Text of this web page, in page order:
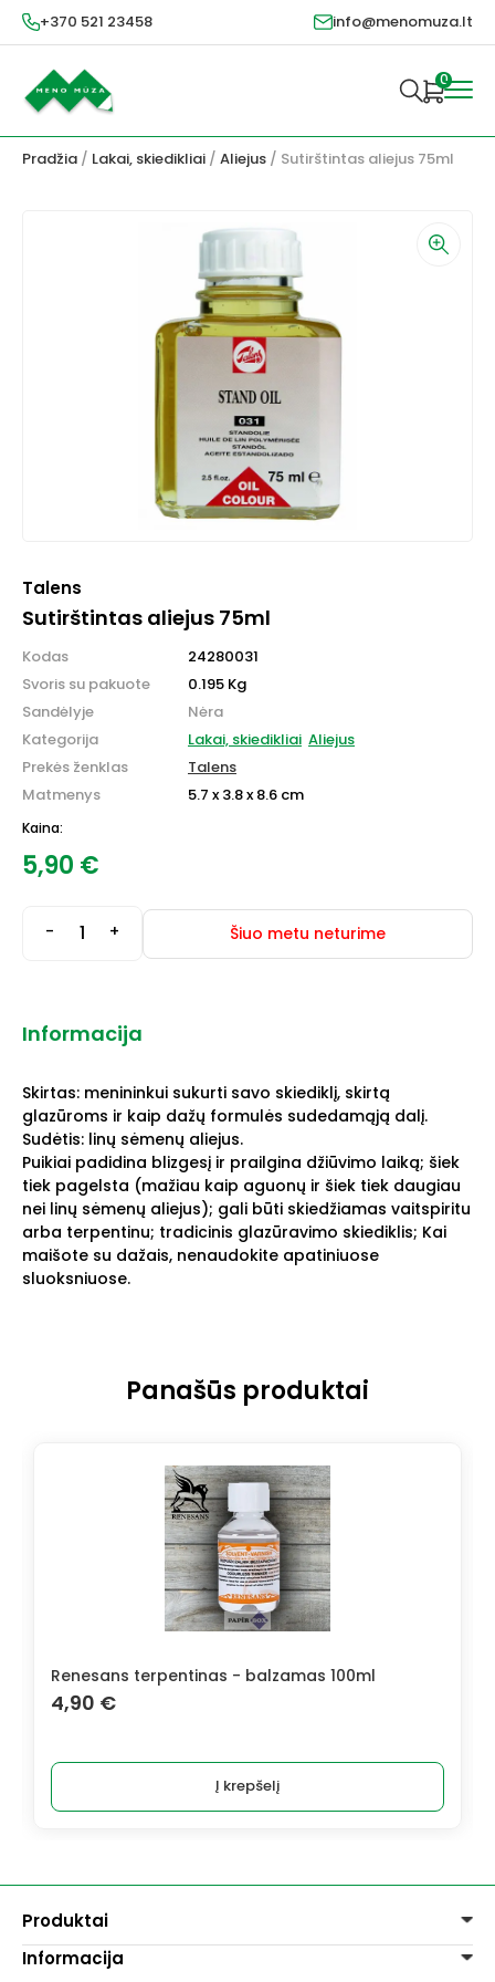
+370 521 23458 info@menomuza.lt
0
Pradžia / Lakai, skiedikliai / Aliejus / Sutirštintas aliejus 75ml
Talens
Sutirštintas aliejus 75ml
Kodas
Svoris su pakuote
Sandėlyje
Kategorija
Prekės ženklas
Matmenys
24280031
0.195 Kg
Nėra
Lakai, skiedikliai Aliejus
Talens
5.7 x 3.8 x 8.6 cm
Kaina:
5,90 €
- + Šiuo metu neturime
Informacija
Skirtas: menininkui sukurti savo skiediklį, skirtą
glazūroms ir kaip dažų formulės sudedamąją dalį.
Sudėtis: linų sėmenų aliejus.
Puikiai padidina blizgesį ir prailgina džiūvimo laiką; šiek
tiek pagelsta (mažiau kaip aguonų ir šiek tiek daugiau
nei linų sėmenų aliejus); gali būti skiedžiamas vaitspiritu
arba terpentinu; tradicinis glazūravimo skiediklis; Kai
maišote su dažais, nenaudokite apatiniuose
sluoksniuose.
Panašūs produktai
Renesans terpentinas - balzamas 100ml
4,90 €
Į krepšelį
Produktai
Dažai
Informacija